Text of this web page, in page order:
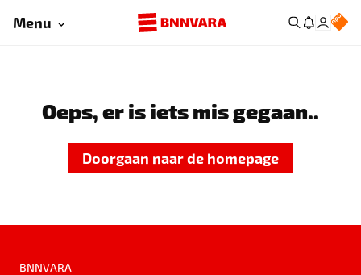
Menu
Oeps, er is iets mis gegaan..
Doorgaan naar de homepage
BNNVARA